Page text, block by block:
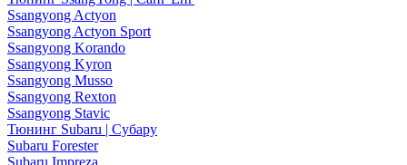
Ssangyong Actyon
Ssangyong Actyon Sport
Ssangyong Korando
Ssangyong Kyron
Ssangyong Musso
Ssangyong Rexton
Ssangyong Stavic
Тюнинг Subaru | Субару
Subaru Forester
Subaru Impreza